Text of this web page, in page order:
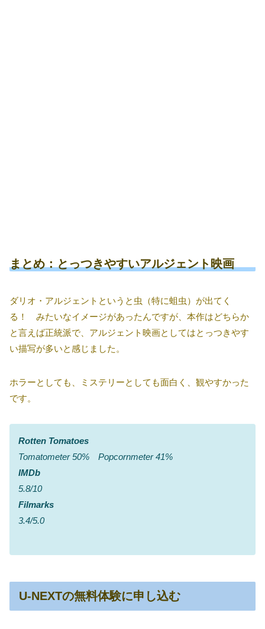
まとめ：とっつきやすいアルジェント映画
ダリオ・アルジェントというと虫（特に蛆虫）が出てく
る！ みたいなイメージがあったんですが、本作はどちらか
と言えば正統派で、アルジェント映画としてはとっつきやす
い描写が多いと感じました。
ホラーとしても、ミステリーとしても面白く、観やすかった
です。
Rotten Tomatoes
Tomatometer 50% Popcornmeter 41%
IMDb
5.8/10
Filmarks
3.4/5.0
U-NEXTの無料体験に申し込む